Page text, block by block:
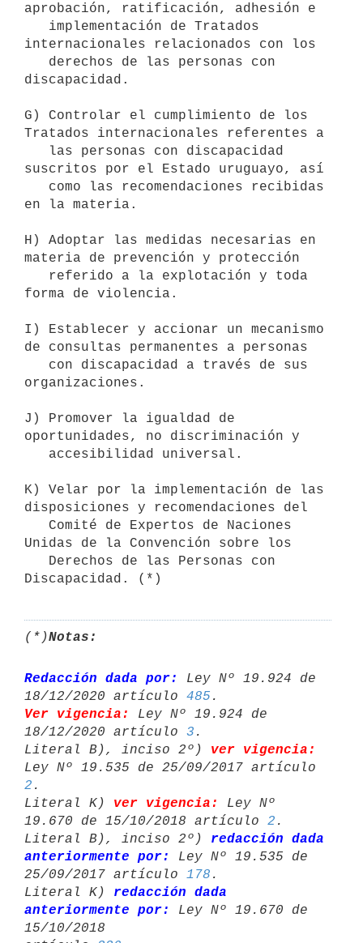
aprobación, ratificación, adhesión e
internacionales relacionados con los
discapacidad.
G) Controlar el cumplimiento de los
Tratados internacionales referentes a
suscritos por el Estado uruguayo, así
en la materia.
H) Adoptar las medidas necesarias en
materia de prevención y protección
forma de violencia.
I) Establecer y accionar un mecanismo
de consultas permanentes a personas
organizaciones.
J) Promover la igualdad de
oportunidades, no discriminación y
K) Velar por la implementación de las
disposiciones y recomendaciones del
Unidas de la Convención sobre los
Discapacidad. (*)
(*)Notas:
Redacción dada por:
Ley Nº 19.924 de
18/12/2020 artículo 485
Ver vigencia:
Ley Nº 19.924 de
18/12/2020 artículo 3 .
Literal B), inciso 2º) ver vigencia:
2 .
Literal K) ver vigencia:
Ley Nº
19.670 de 15/10/2018 artículo 2 .
Literal B), inciso 2º) redacción dada
anteriormente por:
Ley Nº 19.535 de
25/09/2017 artículo 178 .
Literal K) redacción dada
anteriormente por:
Ley Nº 19.670 de
15/10/2018